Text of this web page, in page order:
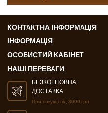
КОНТАКТНА ІНФОРМАЦІЯ
ІНФОРМАЦІЯ
ОСОБИСТИЙ КАБІНЕТ
НАШІ ПЕРЕВАГИ
БЕЗКОШТОВНА
ДОСТАВКА
При покупці від 3000 грн.